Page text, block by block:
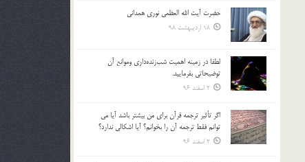
حضرت آیت الله العظمی نوری همدانی
18 اردیبهشت 98
لطفا در زمينه اهميت شب‌زنده‌داري وموانع آن
توضيحاتي بفرماييد.
2 اسفند 96
اگر تأثير ترجمه قرآن براي من بيشتر باشد آيا مي
توانم فقط ترجمه آن را بخوانم؟ آيا اشكالي ندارد؟
2 اسفند 96